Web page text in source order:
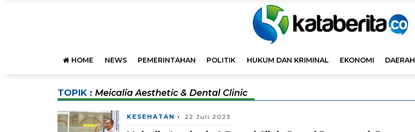
HOME NEWS PEMERINTAHAN POLITIK HUKUM DAN KRIMINAL EKONOMI DAERAH
TOPIK : Meicalia Aesthetic & Dental Clinic
KESEHATAN 22 Juli 2023